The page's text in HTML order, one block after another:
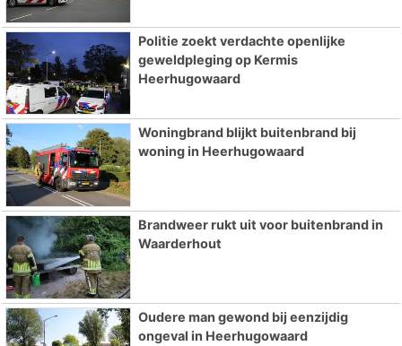
Politie zoekt verdachte openlijke
geweldpleging op Kermis
Heerhugowaard
Woningbrand blijkt buitenbrand bij
woning in Heerhugowaard
Brandweer rukt uit voor buitenbrand in
Waarderhout
Oudere man gewond bij eenzijdig
ongeval in Heerhugowaard